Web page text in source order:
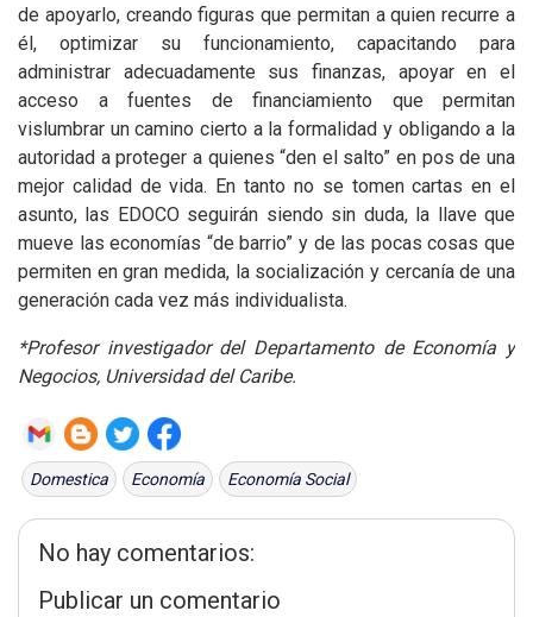
de apoyarlo, creando figuras que permitan a quien recurre a
él, optimizar su funcionamiento, capacitando para
administrar adecuadamente sus finanzas, apoyar en el
acceso a fuentes de financiamiento que permitan
vislumbrar un camino cierto a la formalidad y obligando a la
autoridad a proteger a quienes “den el salto” en pos de una
mejor calidad de vida. En tanto no se tomen cartas en el
asunto, las EDOCO seguirán siendo sin duda, la llave que
mueve las economías “de barrio” y de las pocas cosas que
permiten en gran medida, la socialización y cercanía de una
generación cada vez más individualista.
*Profesor investigador del Departamento de Economía y
Negocios, Universidad del Caribe.
Domestica Economía Economía Social
No hay comentarios:
Publicar un comentario